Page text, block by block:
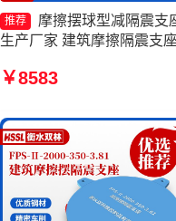
推荐
摩擦摆球型减隔震支
生产厂家 建筑摩擦隔震支
9000-400-4.11源头工厂 摩
￥8583